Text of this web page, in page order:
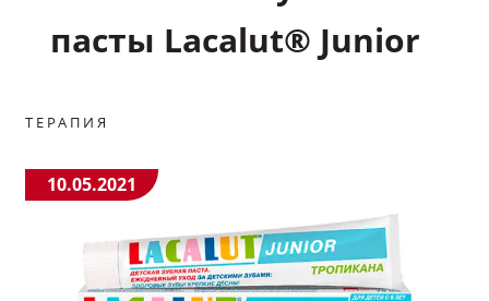
Обратная связь
Мой профиль
пасты Lacalut® Junior
ТЕРАПИЯ
10.05.2021